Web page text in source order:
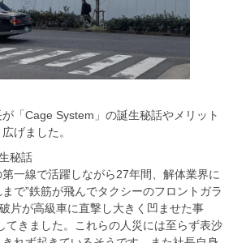
「Cage System」の誕生秘話やメリット
げました。
秘話
一線で活躍しながら27年間、解体業界に
で”鉄筋が飛んでタクシーのフロントガラ
片が高級車に直撃し大きく凹ませた事
てきました。これらの人災には至らず表沙